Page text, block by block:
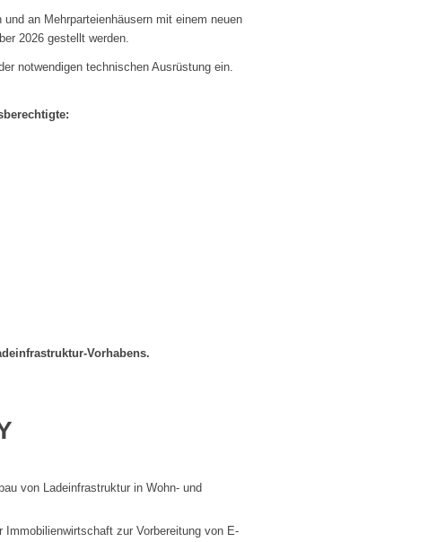
an Mehrparteienhäusern mit einem neuen
2026 gestellt werden.
notwendigen technischen Ausrüstung ein.
Vorhabens.
von Ladeinfrastruktur in Wohn- und
Immobilienwirtschaft zur Vorbereitung von E-